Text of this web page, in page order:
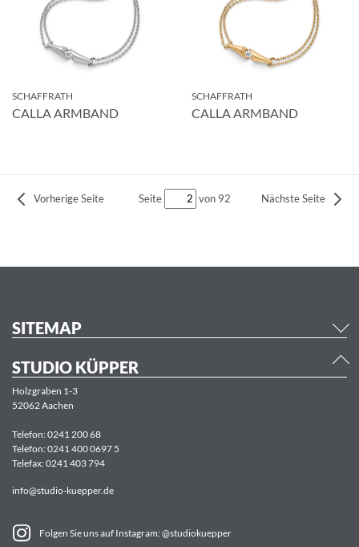
SCHAFFRATH
CALLA ARMBAND
SCHAFFRATH
CALLA ARMBAND
Vorherige Seite Seite von 92 Nächste Seite
SITEMAP
STUDIO KÜPPER
Holzgraben 1-3
52062 Aachen
Telefon:0241 200 68
Telefon:0241 400 0697 5
Telefax: 0241 403 794
info@studio-kuepper.de
Folgen Sie uns auf Instagram: @studiokuepper